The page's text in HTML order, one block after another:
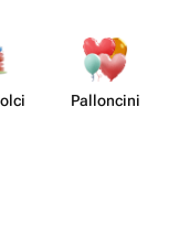
Pall​oncini